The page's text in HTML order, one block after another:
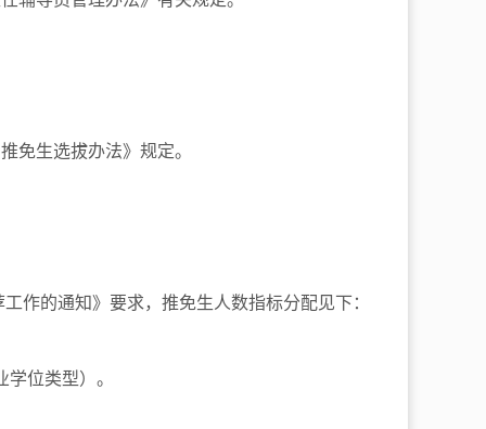
免生选拔办法》规定。
作的通知》要求，推免生人数指标分配见下：
位类型）。